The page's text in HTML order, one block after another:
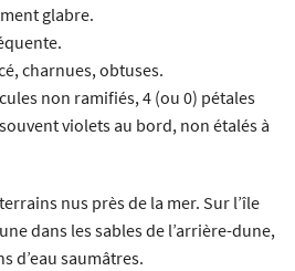
glabre.
charnues, obtuses.
non ramifiés, 4 (ou 0) pétales
violets au bord, non étalés à
nus près de la mer. Sur l’île
dans les sables de l’arrière-dune,
d’eau saumâtres.